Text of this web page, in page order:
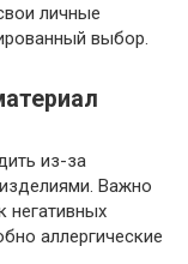
личные
выбор.
из-за
Важно
негативных
аллергические